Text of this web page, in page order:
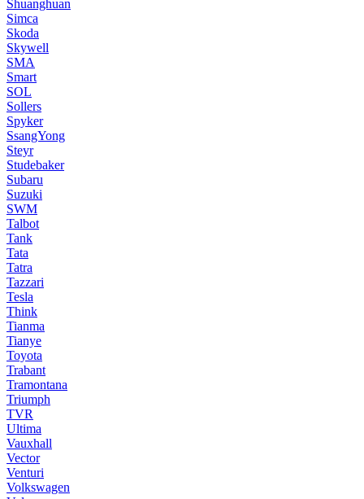
Shuanghuan
Simca
Skoda
Skywell
SMA
Smart
SOL
Sollers
Spyker
SsangYong
Steyr
Studebaker
Subaru
Suzuki
SWM
Talbot
Tank
Tata
Tatra
Tazzari
Tesla
Think
Tianma
Tianye
Toyota
Trabant
Tramontana
Triumph
TVR
Ultima
Vauxhall
Vector
Venturi
Volkswagen